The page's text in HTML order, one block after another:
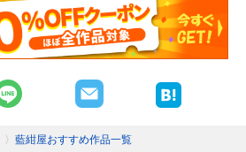
〉 藍紺屋おすすめ作品一覧